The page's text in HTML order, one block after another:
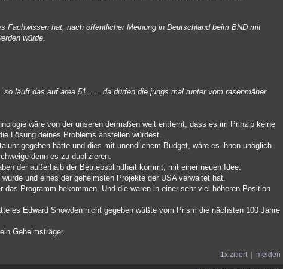
Fachwissen hat, nach öffentlicher Meinung in Deutschland beim BND mit
würde.
läuft das auf area 51 ..... da dürfen die jungs mal runter vom rasenmäher
wäre von der unseren dermaßen weit entfernt, dass es im Prinzip keine
Lösung deines Problems anstellen würdest.
gegeben hätte und dies mit unendlichem Budget, wäre es ihnen unöglich
denn es zu duplizieren.
der außerhalb der Betriebsblindheit kommt, mit einer neuen Idee.
und eines der geheimsten Projekte der USA verwaltet hat.
Programm bekommen. Und die waren in einer sehr viel höheren Position
es Edward Snowden nicht gegeben wüßte vom Prism die nächsten 100 Jahre
Geheimsträger.
1x zitiert melden